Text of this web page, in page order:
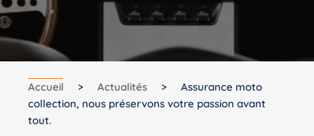
Accueil > Actualités > Assurance moto
collection, nous préservons votre passion avant
tout.